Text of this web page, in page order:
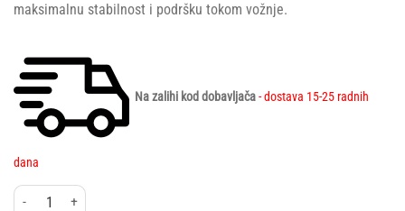
maksimalnu stabilnost i podršku tokom vožnje.
Na zalihi kod dobavljača- dostava 15-25 radnih
dana
Bentley® Tricikl 6u1 - Fuchsia Pink količina